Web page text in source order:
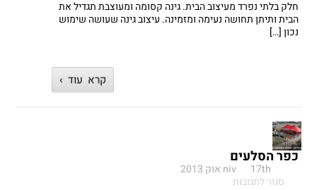
–
עיצוב
חלק בלתי נפרד מעיצוב הבית. גינה קסומה ומעוצבת תגדיל את
הבית ותיתן תחושה נעימה ומזמינה. עיצוב גינה שעושה שימוש
נכון […]
קרא עוד ›
כפר הסלעים
niv
17th אוק 2013
סגור לתגובות